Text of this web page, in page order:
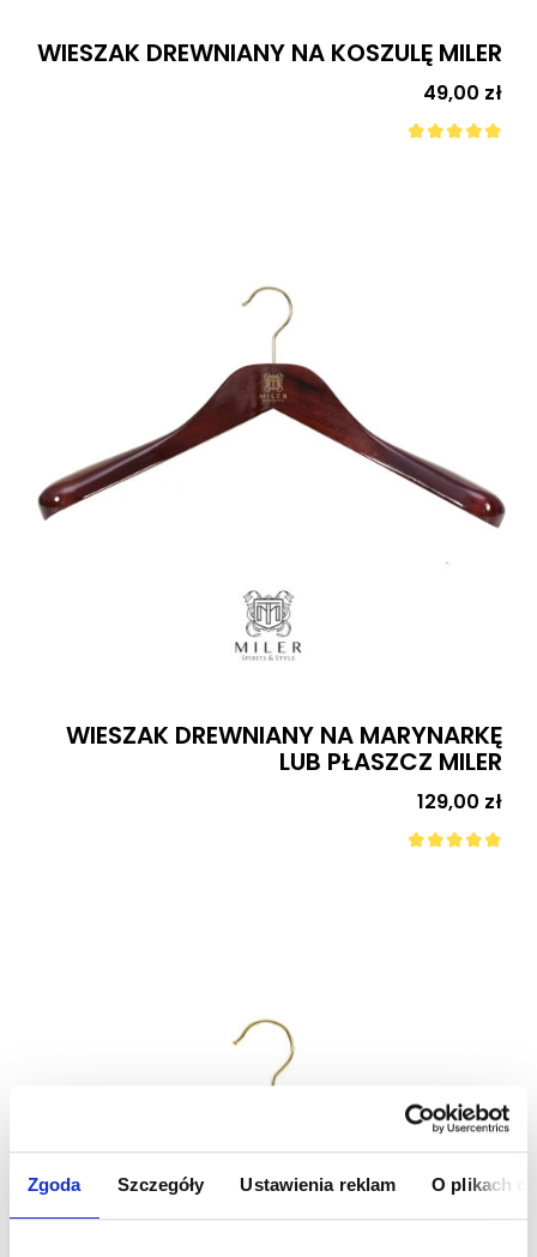
Zgoda Szczegóły Ustawienia reklam O plikach
WIESZAK DREWNIANY NA KOSZULĘ MILER
Cena
49,00 zł
WIESZAK DREWNIANY NA MARYNARKĘ
LUB PŁASZCZ MILER
Cena
129,00 zł